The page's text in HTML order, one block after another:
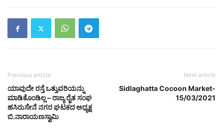
Previous article
ಯಾವುದೇ ರಸ್ತೆ ಒತ್ತುವರಿಯನ್ನು
ಮಾಡಿಕೊಂಡಿಲ್ಲ – ರಾಜ್ಯ ರೈತ ಸಂಘ
ಹಸಿರುಸೇನೆ ನಗರ ಘಟಕದ ಅಧ್ಯಕ್ಷ
ಬಿ.ನಾರಾಯಣಸ್ವಾಮಿ
Next article
Sidlaghatta Cocoon Market-
15/03/2021